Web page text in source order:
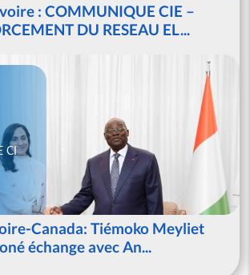
: COMMUNIQUE CIE –
DU RESEAU EL...
CI
Canada: Tiémoko Meyliet
échange avec An...